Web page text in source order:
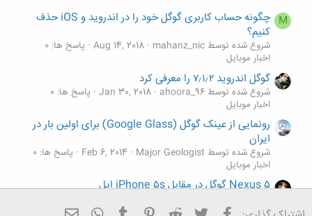
M
چگونه حساب کاربری گوگل خود را در اندروید و iOS حذف
کنیم؟
شروع شده توسط mahanz_nic Aug 14, 2018 پاسخ ها: 0
اخبار موبایل
گوگل اندروید ۷٫۱٫۲ را معرفی کرد
شروع شده توسط ahoora_96 Jan 30, 2018 پاسخ ها: 0
اخبار موبایل
رونمایی از عینک گوگل (Google Glass) برای اولین بار در
ایران
شروع شده توسط Major Geologist Feb 6, 2014
پاسخ ها: 0
اخبار موبایل
Nexus ۵ گوگل در مقابل iPhone ۵s اپل
اخبار موبایل